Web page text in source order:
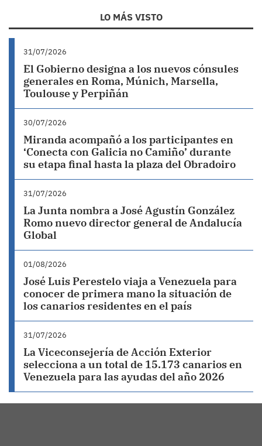
LO MÁS VISTO
31/07/2026
El Gobierno designa a los nuevos cónsules
generales en Roma, Múnich, Marsella,
Toulouse y Perpiñán
30/07/2026
Miranda acompañó a los participantes en
‘Conecta con Galicia no Camiño’ durante
su etapa final hasta la plaza del Obradoiro
31/07/2026
La Junta nombra a José Agustín González
Romo nuevo director general de Andalucía
Global
01/08/2026
José Luis Perestelo viaja a Venezuela para
conocer de primera mano la situación de
los canarios residentes en el país
31/07/2026
La Viceconsejería de Acción Exterior
selecciona a un total de 15.173 canarios en
Venezuela para las ayudas del año 2026